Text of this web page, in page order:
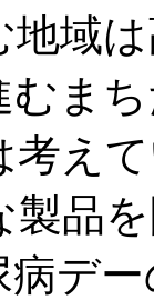
域
むま
考え
製品
デ